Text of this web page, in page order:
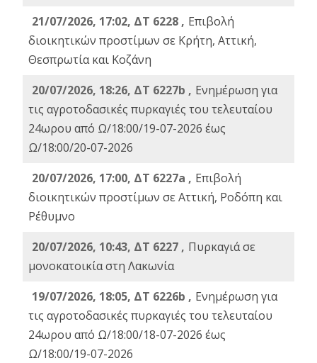
21/07/2026, 17:02, ΔΤ 6228 , Επιβολή
διοικητικών προστίμων σε Κρήτη, Αττική,
Θεσπρωτία και Κοζάνη
20/07/2026, 18:26, ΔΤ 6227b , Ενημέρωση για
τις αγροτοδασικές πυρκαγιές του τελευταίου
24ωρου από Ω/18:00/19-07-2026 έως
Ω/18:00/20-07-2026
20/07/2026, 17:00, ΔΤ 6227a , Επιβολή
διοικητικών προστίμων σε Αττική, Ροδόπη και
Ρέθυμνο
20/07/2026, 10:43, ΔΤ 6227 , Πυρκαγιά σε
μονοκατοικία στη Λακωνία
19/07/2026, 18:05, ΔΤ 6226b , Ενημέρωση για
τις αγροτοδασικές πυρκαγιές του τελευταίου
24ωρου από Ω/18:00/18-07-2026 έως
Ω/18:00/19-07-2026